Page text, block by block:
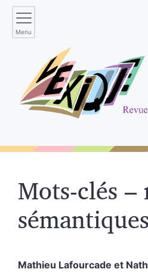
Menu
Mots-clés
sémantiques
Mathieu Lafourcade et